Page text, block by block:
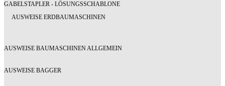
GABELSTAPLER - LÖSUNGSSCHABLONE
AUSWEISE ERDBAUMASCHINEN
AUSWEISE BAUMASCHINEN ALLGEMEIN
AUSWEISE BAGGER